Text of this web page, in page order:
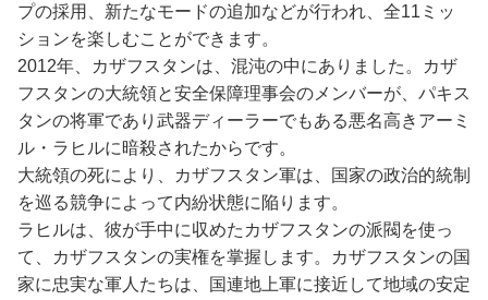
プの採用、新たなモードの追加などが行われ、全11ミッ
ションを楽しむことができます。
2012年、カザフスタンは、混沌の中にありました。カザ
フスタンの大統領と安全保障理事会のメンバーが、パキス
タンの将軍であり武器ディーラーでもある悪名高きアーミ
ル・ラヒルに暗殺されたからです。
大統領の死により、カザフスタン軍は、国家の政治的統制
を巡る競争によって内紛状態に陥ります。
ラヒルは、彼が手中に収めたカザフスタンの派閥を使っ
て、カザフスタンの実権を掌握します。カザフスタンの国
家に忠実な軍人たちは、国連地上軍に接近して地域の安定